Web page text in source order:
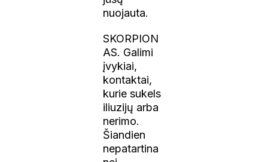
nuojauta.
SKORPION
AS. Galimi
įvykiai,
kontaktai,
kurie sukels
iliuzijų arba
nerimo.
Šiandien
nepatartina